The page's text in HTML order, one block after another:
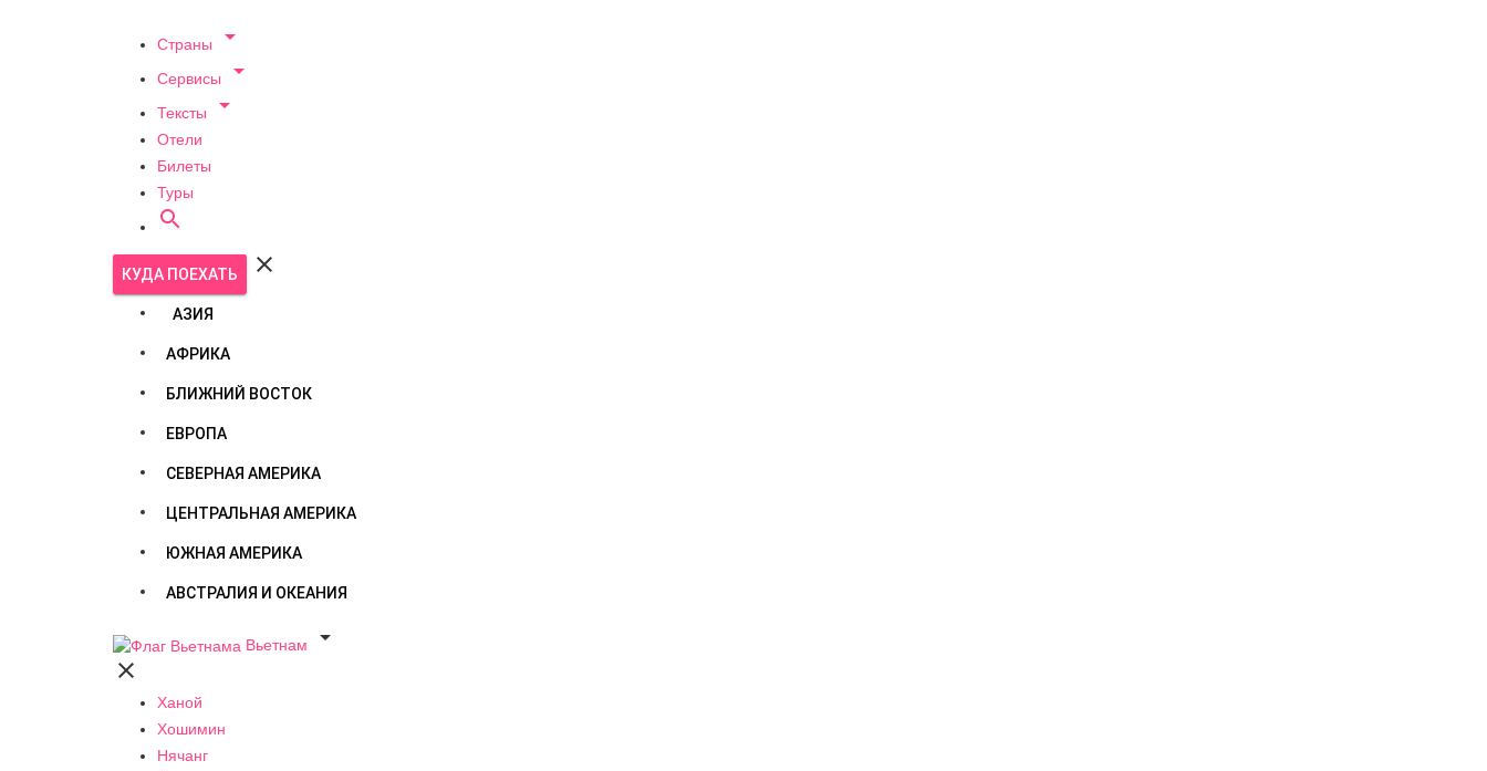
Страны 
Сервисы 
Тексты 
Отели
Билеты
Туры

КУДА ПОЕХАТЬ 
АЗИЯ
АФРИКА
БЛИЖНИЙ ВОСТОК
ЕВРОПА
СЕВЕРНАЯ АМЕРИКА
ЦЕНТРАЛЬНАЯ АМЕРИКА
ЮЖНАЯ АМЕРИКА
АВСТРАЛИЯ И ОКЕАНИЯ
Вьетнам


Ханой
Хошимин
Нячанг